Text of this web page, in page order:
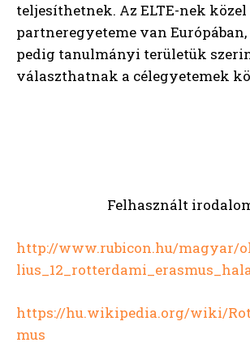
teljesíthetnek. Az ELTE-nek közel
partneregyeteme van
pedig tanulmányi területük
választhatnak a célegyetemek
Felhasznált
http://www.rubicon.hu/magyar/
https://hu.wikipedia.org/wiki/
mus